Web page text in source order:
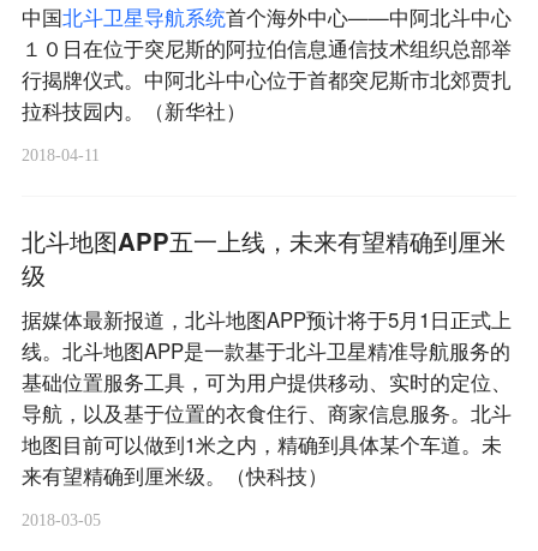
中国北斗卫星导航系统首个海外中心——中阿北斗中心
１０日在位于突尼斯的阿拉伯信息通信技术组织总部举
行揭牌仪式。中阿北斗中心位于首都突尼斯市北郊贾扎
拉科技园内。（新华社）
2018-04-11
北斗地图APP五一上线，未来有望精确到厘米
级
据媒体最新报道，北斗地图APP预计将于5月1日正式上
线。北斗地图APP是一款基于北斗卫星精准导航服务的
基础位置服务工具，可为用户提供移动、实时的定位、
导航，以及基于位置的衣食住行、商家信息服务。北斗
地图目前可以做到1米之内，精确到具体某个车道。未
来有望精确到厘米级。（快科技）
2018-03-05